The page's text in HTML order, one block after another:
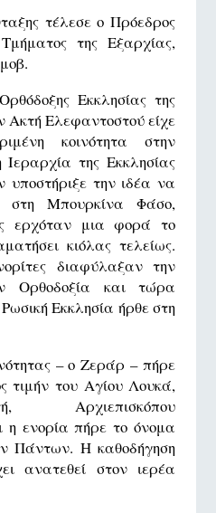
τέλεσε ο Πρόεδρος
της Εξαρχίας,
Εκκλησίας της
Ακτή Ελεφαντοστού είχε
κοινότητα στην
της Εκκλησίας
υποστήριξε την ιδέα να
στη Μπουρκίνα Φάσο,
ερχόταν μια φορά το
κιόλας τελείως.
διαφύλαξαν την
Ορθοδοξία και τώρα
Εκκλησία ήρθε στη
– ο Ζεράρ – πήρε
τιμήν του Αγίου Λουκά,
Αρχιεπισκόπου
ενορία πήρε το όνομα
Πάντων. Η καθοδήγηση
ανατεθεί στον ιερέα